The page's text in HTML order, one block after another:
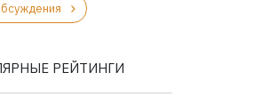
РЕЙТИНГИ